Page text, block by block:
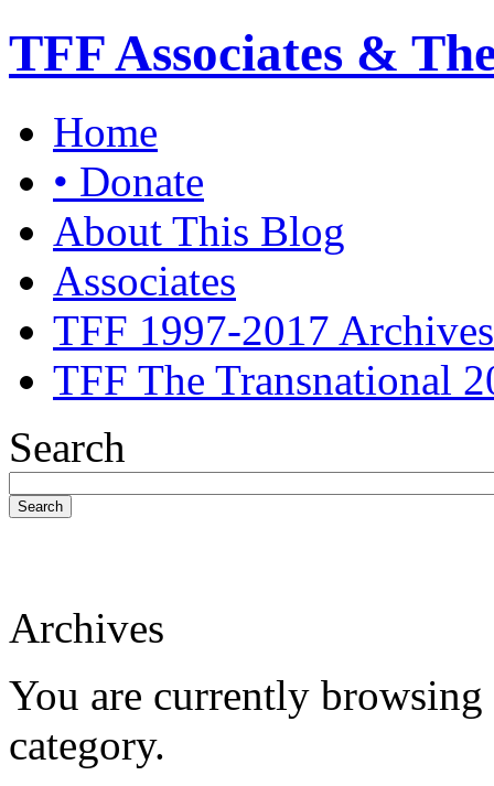
TFF Associates &
Home
• Donate
About This Blog
Associates
TFF 1997-2017 Archives
TFF The Transnational
Search
Search
Archives
You are currently
category.